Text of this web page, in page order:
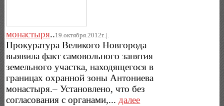
монастыря..19.октября.2012г..|.
Прокуратура Великого Новгорода
выявила факт самовольного занятия
земельного участка, находящегося в
границах охранной зоны Антониева
монастыря.– Установлено, что без
согласования с органами,...далее